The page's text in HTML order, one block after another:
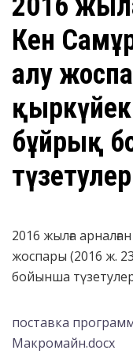
Кен
алу
бұйрық
2016 жылға
жоспары (2016 ж.
бойынша
поставка
Макромайн.docx